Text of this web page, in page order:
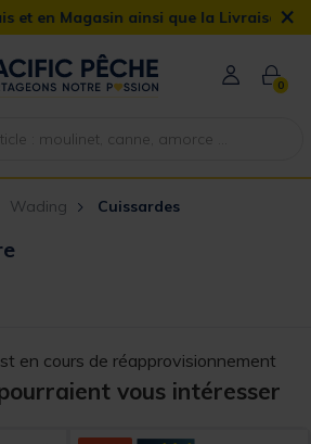
Magasin ainsi que la Livraison ×
0
Wading Cuissardes
en cours de réapprovisionnement
vous intéresser